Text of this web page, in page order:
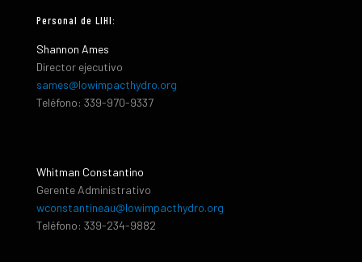
Personal de LIHI:
Shannon Ames
Director ejecutivo
sames@lowimpacthydro.org
Teléfono: 339-970-9337
Whitman Constantino
Gerente Administrativo
wconstantineau@lowimpacthydro.org
Teléfono: 339-234-9882